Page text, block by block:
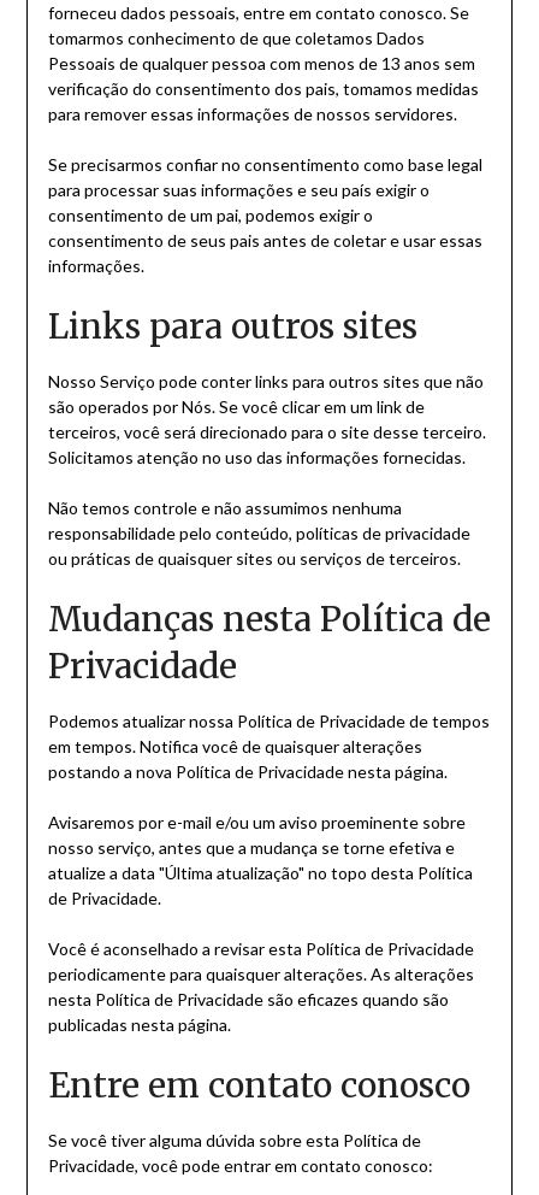
forneceu dados pessoais, entre em contato conosco. Se
tomarmos conhecimento de que coletamos Dados
Pessoais de qualquer pessoa com menos de 13 anos sem
verificação do consentimento dos pais, tomamos medidas
para remover essas informações de nossos servidores.
Se precisarmos confiar no consentimento como base legal
para processar suas informações e seu país exigir o
consentimento de um pai, podemos exigir o
consentimento de seus pais antes de coletar e usar essas
informações.
Links para outros sites
Nosso Serviço pode conter links para outros sites que não
são operados por Nós. Se você clicar em um link de
terceiros, você será direcionado para o site desse terceiro.
Solicitamos atenção no uso das informações fornecidas.
Não temos controle e não assumimos nenhuma
responsabilidade pelo conteúdo, políticas de privacidade
ou práticas de quaisquer sites ou serviços de terceiros.
Mudanças nesta Política de
Privacidade
Podemos atualizar nossa Política de Privacidade de tempos
em tempos. Notifica você de quaisquer alterações
postando a nova Política de Privacidade nesta página.
Avisaremos por e-mail e/ou um aviso proeminente sobre
nosso serviço, antes que a mudança se torne efetiva e
atualize a data "Última atualização" no topo desta Política
de Privacidade.
Você é aconselhado a revisar esta Política de Privacidade
periodicamente para quaisquer alterações. As alterações
nesta Política de Privacidade são eficazes quando são
publicadas nesta página.
Entre em contato conosco
Se você tiver alguma dúvida sobre esta Política de
Privacidade, você pode entrar em contato conosco: